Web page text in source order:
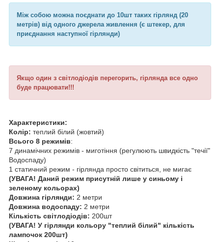
Між собою можна поєднати до 10шт таких гірлянд (20
метрів) від одного джерела живлення (є штекер, для
приєднання наступної гірлянди)
Якщо один з світлодіодів перегорить, гірлянда все одно
буде працювати!!!
Характеристики:
Колір: теплий білий (жовтий)
Всього 8 режимів:
7 динамічних режимів - миготіння (регулюють швидкість "течії"
Водоспаду)
1 статичний режим - гірлянда просто світиться, не мигає
(УВАГА! Даний режим присутній лише у синьому і
зеленому кольорах)
Довжина гірлянди: 2 метри
Довжина водоспаду: 2 метри
Кількість світлодіодів: 200шт
(УВАГА! У гірлянди кольору "теплий білий" кількість
лампочок 200шт)